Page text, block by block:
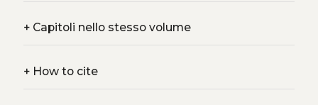
+Capitoli nello stesso volume
+How to cite